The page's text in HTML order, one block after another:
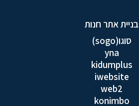
בניית אתר חנות
סוגו(sogo)
yna
kidumplus
iwebsite
web2
konimbo